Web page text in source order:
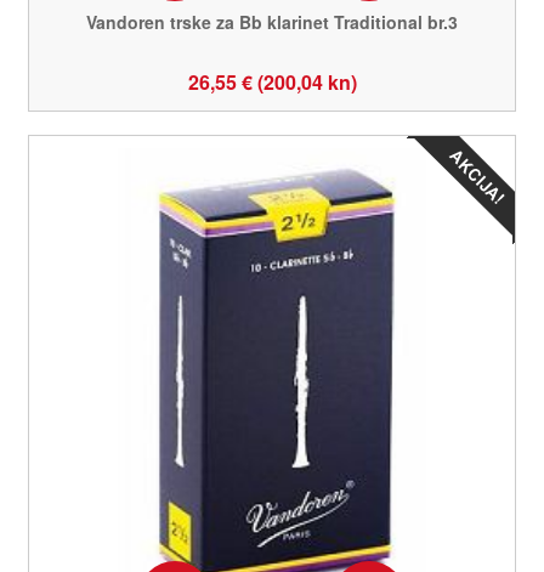
Vandoren trske za Bb klarinet Traditional br.3
26,55 € (200,04 kn)